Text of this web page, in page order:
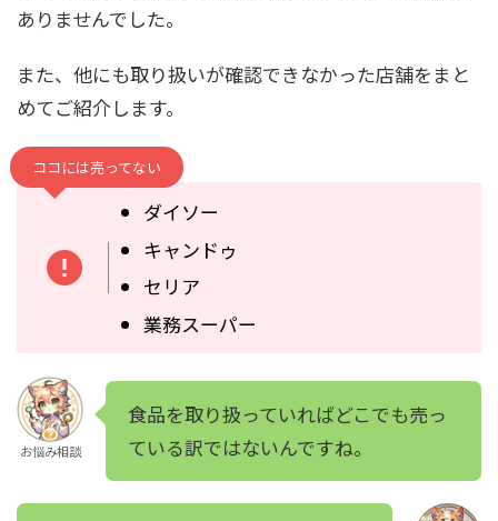
ありませんでした。
また、他にも取り扱いが確認できなかった店舗をまと
めてご紹介します。
ココには売ってない
ダイソー
キャンドゥ
セリア
業務スーパー
お悩み相談
食品を取り扱っていればどこでも売っ
ている訳ではないんですね。